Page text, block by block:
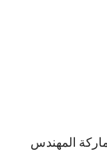
ماكينة تعبئة وتغليف البن موديل 952 ماركة المهندس